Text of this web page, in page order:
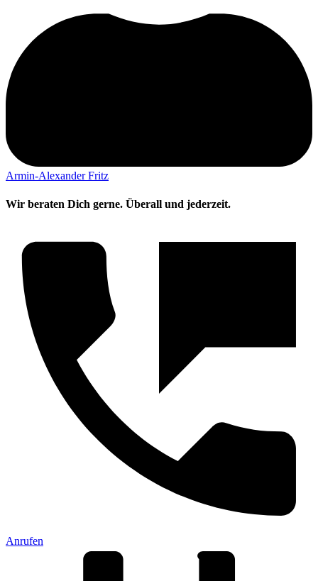
Armin-Alexander Fritz
Wir beraten Dich gerne. Überall und jederzeit.
Anrufen